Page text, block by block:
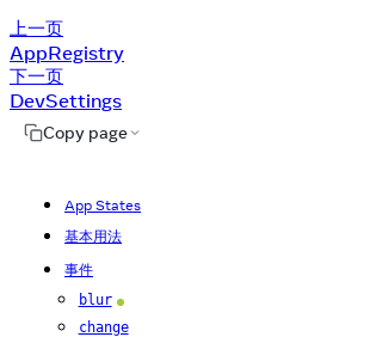
上一页
AppRegistry
下一页
DevSettings
Copy page
App States
基本用法
事件
blur Android
change